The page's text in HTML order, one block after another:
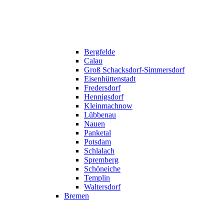
Bergfelde
Calau
Groß Schacksdorf-Simmersdorf
Eisenhüttenstadt
Fredersdorf
Hennigsdorf
Kleinmachnow
Lübbenau
Nauen
Panketal
Potsdam
Schlalach
Spremberg
Schöneiche
Templin
Waltersdorf
Bremen